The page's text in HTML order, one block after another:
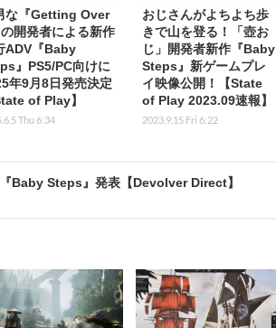
な『Getting Over
開発者による新作
ADV『Baby
』PS5/PC向けに
年9月8日発売決定
of Play】
Thu 6:34
おじさんがよちよち歩
きで山を登る！「壺お
じ」開発者新作『Baby
Steps』新ゲームプレ
イ映像公開！【State
of Play 2023.09速報】
2023.9.15 Fri 6:22
Baby Steps』発表【Devolver Direct】